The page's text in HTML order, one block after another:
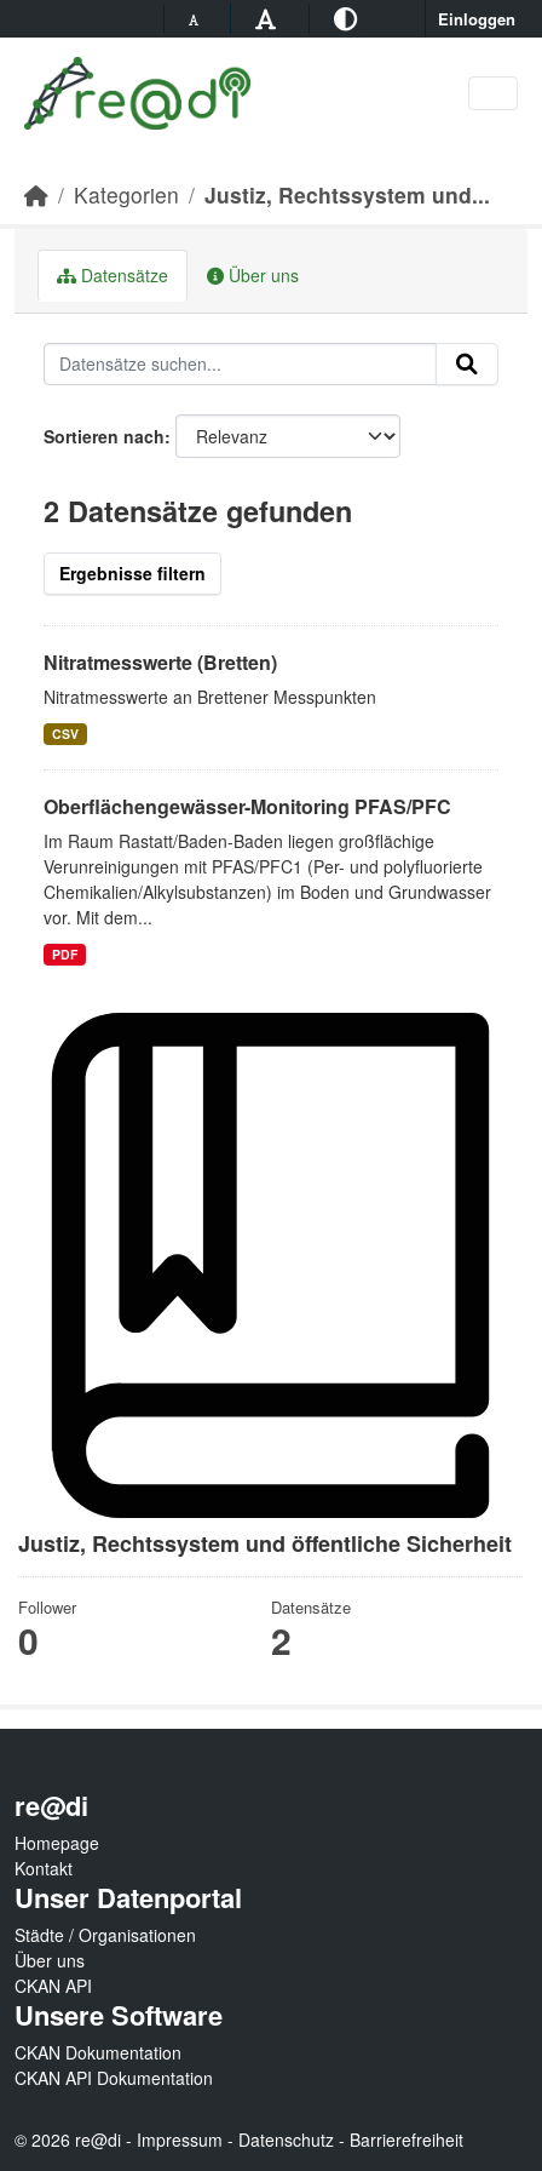
Einloggen
Kategorien Justiz, Rechtssystem und...
Justiz, Rechtssystem und öffentliche Sicherheit
Follower
0
Datensätze
2
Datensätze Über uns
Sortieren nach
2 Datensätze gefunden
Ergebnisse filtern
Nitratmesswerte (Bretten)
Nitratmesswerte an Brettener Messpunkten
CSV
Oberflächengewässer-Monitoring PFAS/PFC
Im Raum Rastatt/Baden-Baden liegen großflächige
Verunreinigungen mit PFAS/PFC1 (Per- und polyfluorierte
Chemikalien/Alkylsubstanzen) im Boden und Grundwasser
vor. Mit dem...
PDF
re@di
Homepage
Kontakt
Unser Datenportal
Städte / Organisationen
Über uns
CKAN API
Unsere Software
CKAN Dokumentation
CKAN API Dokumentation
© 2026 re@di - Impressum - Datenschutz - Barrierefreiheit